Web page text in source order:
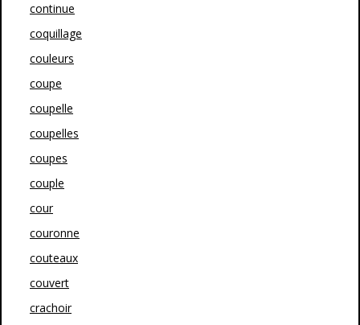
continue
coquillage
couleurs
coupe
coupelle
coupelles
coupes
couple
cour
couronne
couteaux
couvert
crachoir